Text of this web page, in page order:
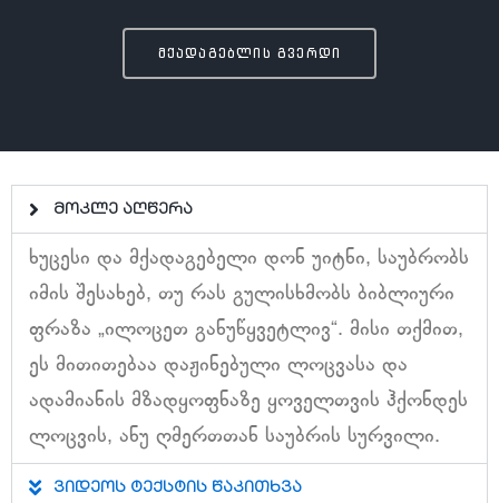
მქადაგებლის გვერდი
მოკლე აღწერა
ხუცესი და მქადაგებელი დონ უიტნი, საუბრობს
იმის შესახებ, თუ რას გულისხმობს ბიბლიური
ფრაზა „ილოცეთ განუწყვეტლივ“. მისი თქმით,
ეს მითითებაა დაჟინებული ლოცვასა და
ადამიანის მზადყოფნაზე ყოველთვის ჰქონდეს
ლოცვის, ანუ ღმერთთან საუბრის სურვილი.
ვიდეოს ტექსტის წაკითხვა